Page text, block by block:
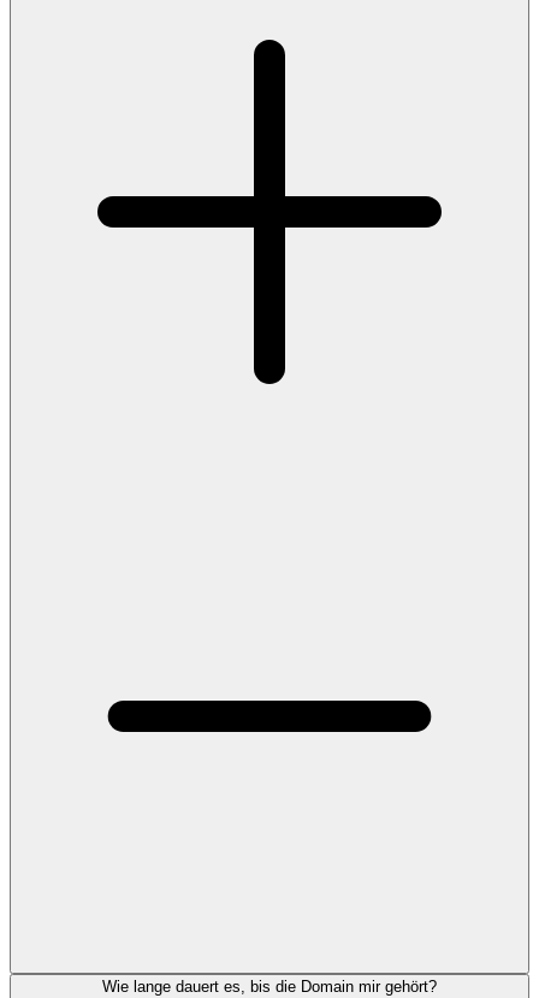
Wie lange dauert es, bis die Domain mir gehört?